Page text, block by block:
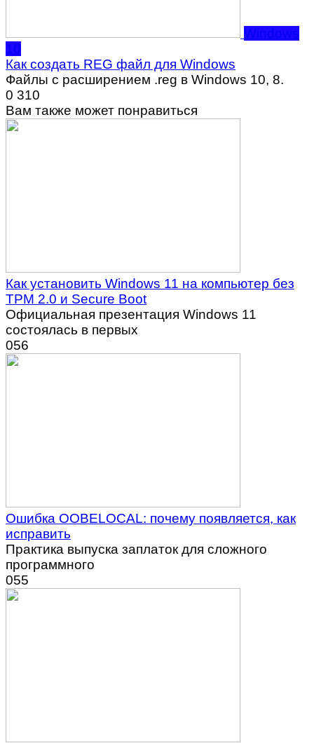
Windows
10
Как создать REG файл для Windows
Файлы с расширением .reg в Windows 10, 8.
0 310
Вам также может понравиться
Как установить Windows 11 на компьютер без
TPM 2.0 и Secure Boot
Официальная презентация Windows 11
состоялась в первых
056
Ошибка OOBELOCAL: почему появляется, как
исправить
Практика выпуска заплаток для сложного
программного
055